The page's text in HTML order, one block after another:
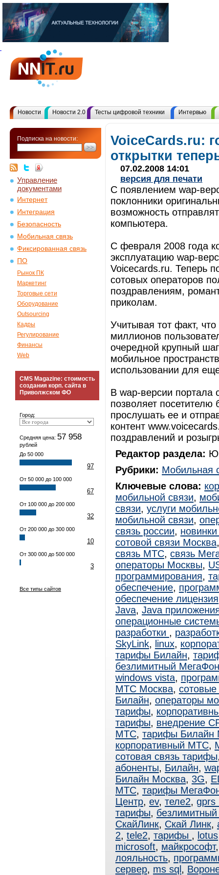
Новости Новости 2.0 Тесты цифровой техники Интервью
Подписка на новости:
Управление
документами
Интернет
Интеграция
Безопасность
Мобильная связь
Фиксированная связь
ПО
Рынок ПК
Маркетинг
Торговые сети
Оборудование
Outsourcing
Кадры
Регулирование
Финансы
Web
CMS Magazine: стоимость
создания корп. сайта в
Приволжском ФО
Город:
Средняя цена: 57 958
рублей
До 50 000
97
От 50 000 до 100 000
67
От 100 000 до 200 000
32
От 200 000 до 300 000
10
От 300 000 до 500 000
3
Все типы сайтов
VoiceCards.ru:
открытки
07.02.2008 14:01
версия для печати
С появлением wap-
поклонники
возможность
компьютера.
С февраля 2008 года
эксплуатацию wap-
Voicecards.ru. Теперь
сотовых операторов
поздравлениям,
приколам.
Учитывая тот факт,
миллионов
очередной крупный
мобильное
использовании для
В wap-версии портала
позволяет посетителю
прослушать ее и
контент
поздравлений и
Редактор раздела:
Рубрики: Мобильная
Ключевые слова:
мобильной связи,
связи, услуги
мобильной связи,
связь россии,
сотовой связи Москва
связь МТС, связь
операторы Москвы,
программирования,
обеспечение,
обеспечение лицензия
Java, Java
операционные
разработки ,
SkyLink, linux,
тарифы Билайн,
безлимитный МегаФон
windows vista,
МТС Москва,
Билайн, операторы
тарифы,
тарифы, внедрение
МТС, тарифы Билайн
корпоративный МТС,
сотовая связь тарифы
абоненты, Билайн,
Билайн Москва, 3G,
МТС, тарифы
Центр, ev, теле2, gprs
тарифы,
СкайЛинк, Скай Линк,
2, tele2, тарифы , lotus
microsoft, майкрософт
лояльность,
сервер, ms sql ,